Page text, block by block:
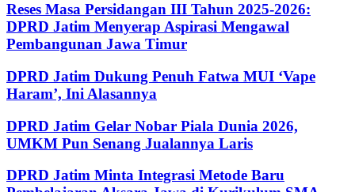
Reses Masa Persidangan III Tahun 2025-2026:
DPRD Jatim Menyerap Aspirasi Mengawal
Pembangunan Jawa Timur
DPRD Jatim Dukung Penuh Fatwa MUI ‘Vape
Haram’, Ini Alasannya
DPRD Jatim Gelar Nobar Piala Dunia 2026,
UMKM Pun Senang Jualannya Laris
DPRD Jatim Minta Integrasi Metode Baru